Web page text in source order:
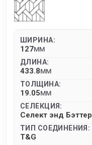
ШИРИНА:
127MM
ДЛИНА:
433.8MM
ТОЛЩИНА:
19.05MM
СЕЛЕКЦИЯ:
Селект энд Бэттер
ТИП СОЕДИНЕНИЯ:
T&G